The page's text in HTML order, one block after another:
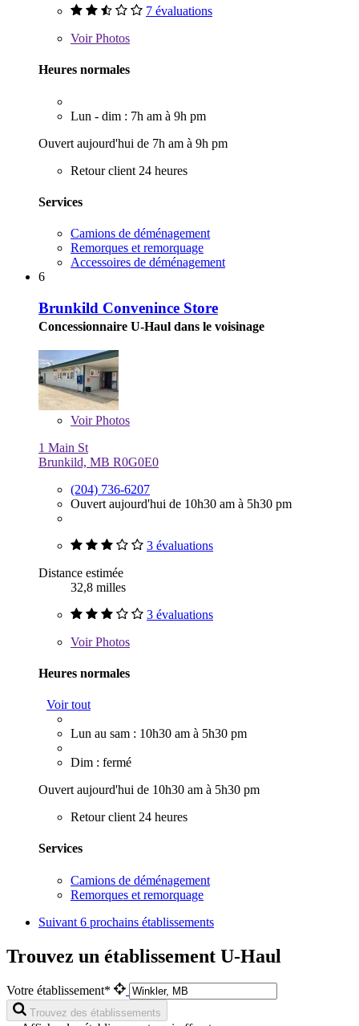
7 évaluations
VoirPhotos
Heures normales
Lun - dim : 7h am à 9h pm
Ouvert aujourd'hui de 7h am à 9h pm
Retour client 24 heures
Services
Camions de déménagement
Remorques et remorquage
Accessoires de déménagement
6
Brunkild Convenince Store
Concessionnaire U-Haul dans le voisinage
VoirPhotos
1 Main St
Brunkild, MB R0G0E0
(204) 736-6207
Ouvert aujourd'hui de 10h30 am à 5h30 pm
3 évaluations
Distance estimée
32,8 milles
3 évaluations
VoirPhotos
Heures normales
Voir tout
Lun au sam : 10h30 am à 5h30 pm
Dim : fermé
Ouvert aujourd'hui de 10h30 am à 5h30 pm
Retour client 24 heures
Services
Camions de déménagement
Remorques et remorquage
Suivant 6 prochains établissements
Trouvez un établissement U-Haul
Votre établissement*
Trouvez des établissements